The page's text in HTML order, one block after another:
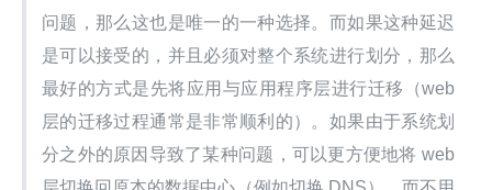
问题，那么这也是唯一的一种选择。而如果这种延迟
是可以接受的，并且必须对整个系统进行划分，那么
最好的方式是先将应用与应用程序层进行迁移（web
层的迁移过程通常是非常顺利的）。如果由于系统划
分之外的原因导致了某种问题，可以更方便地将 web